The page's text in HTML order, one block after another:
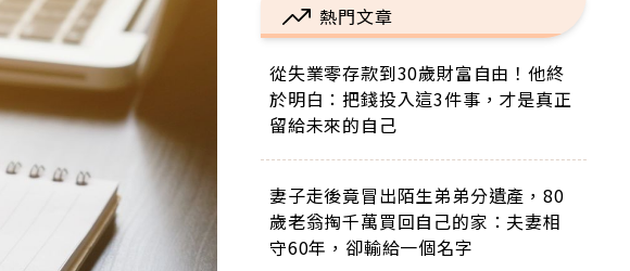
熱門文章
從失業零存款到30歲財富自由！他終
於明白：把錢投入這3件事，才是真正
留給未來的自己
妻子走後竟冒出陌生弟弟分遺產，80
歲老翁掏千萬買回自己的家：夫妻相
守60年，卻輸給一個名字